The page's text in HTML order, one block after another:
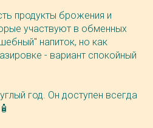
продукты брожения и
участвуют в обменных
напиток, но как
- вариант спокойный
год. Он доступен всегда